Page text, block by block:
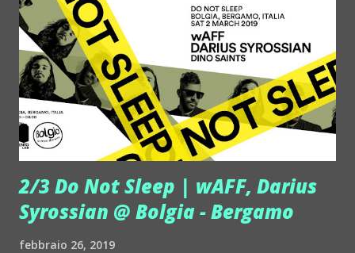
più bella ed importante del locale e di tutta la Riviera
Adriatica, perché in qualche modo dà il via all'estate",
racconta Samuele. Durante le prime settimane di gennaio
2019 l'artista ha invece lavorato duramente in studio di
registrazione. "E' il periodo giusto per farlo. Come è
logico, a gennaio, come a settembre e...
2/3 Do Not Sleep | wAFF, Darius
Syrossian @ Bolgia - Bergamo
febbraio 26, 2019